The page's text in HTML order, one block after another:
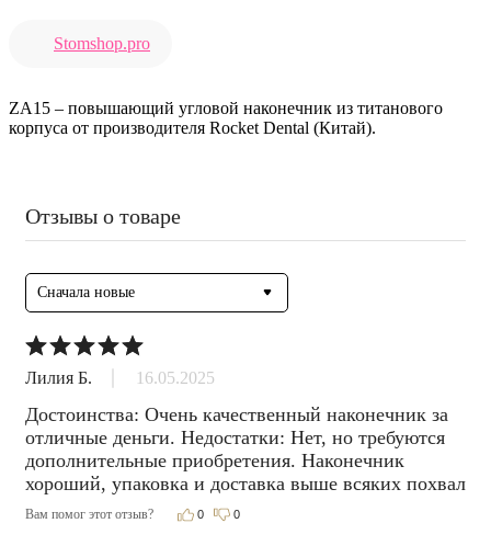
Stomshop.pro
ZA15 – повышающий угловой наконечник из титанового
корпуса от производителя Rocket Dental (Китай).
Отзывы о товаре
Сначала новые
Лилия Б. 16.05.2025
Достоинства: Очень качественный наконечник за
отличные деньги. Недостатки: Нет, но требуются
дополнительные приобретения. Наконечник
хороший, упаковка и доставка выше всяких похвал
Вам помог этот отзыв? 0 0